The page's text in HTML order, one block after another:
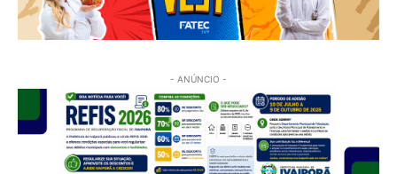
- ANÚNCIO -